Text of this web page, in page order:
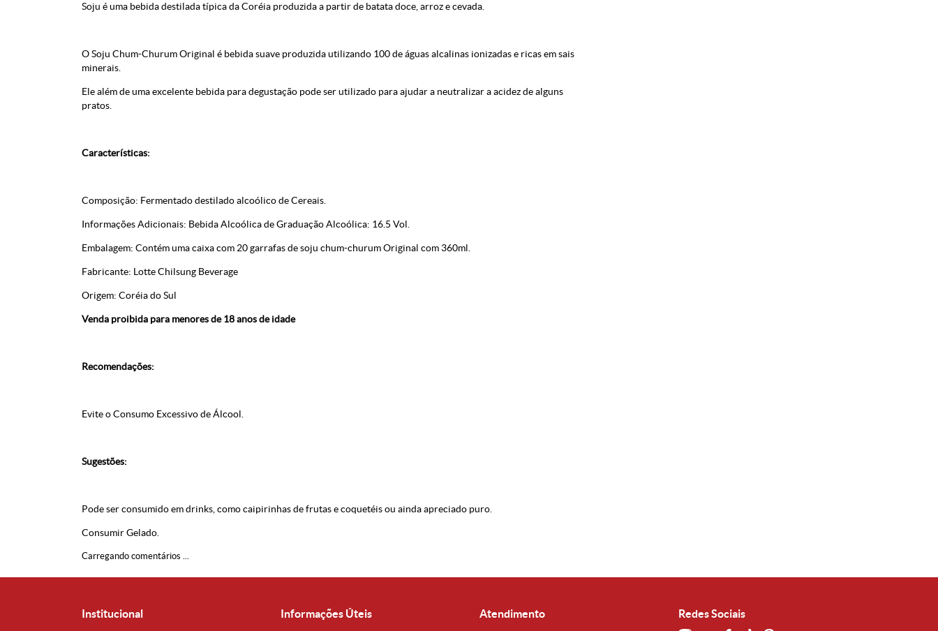
Soju é uma bebida destilada típica da Coréia produzida a partir de batata doce, arroz e cevada.
O Soju Chum-Churum Original é bebida suave produzida utilizando 100 de águas alcalinas ionizadas e ricas em sais
minerais.
Ele além de uma excelente bebida para degustação pode ser utilizado para ajudar a neutralizar a acidez de alguns
pratos.
Características:
Composição: Fermentado destilado alcoólico de Cereais.
Informações Adicionais: Bebida Alcoólica de Graduação Alcoólica: 16.5 Vol.
Embalagem: Contém uma caixa com 20 garrafas de soju chum-churum Original com 360ml.
Fabricante: Lotte Chilsung Beverage
Origem: Coréia do Sul
Venda proibida para menores de 18 anos de idade
Recomendações:
Evite o Consumo Excessivo de Álcool.
Sugestões:
Pode ser consumido em drinks, como caipirinhas de frutas e coquetéis ou ainda apreciado puro.
Consumir Gelado.
Carregando comentários ...
Institucional Informações Úteis
Atendimento
Redes Sociais